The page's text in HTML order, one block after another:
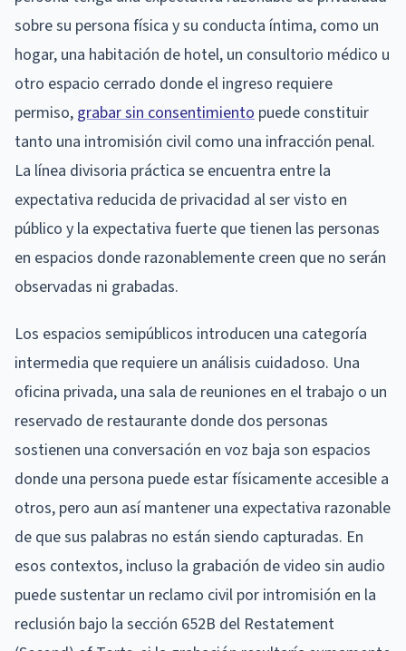
sobre su persona física y su conducta íntima, como un
hogar, una habitación de hotel, un consultorio médico u
otro espacio cerrado donde el ingreso requiere
permiso, grabar sin consentimiento puede constituir
tanto una intromisión civil como una infracción penal.
La línea divisoria práctica se encuentra entre la
expectativa reducida de privacidad al ser visto en
público y la expectativa fuerte que tienen las personas
en espacios donde razonablemente creen que no serán
observadas ni grabadas.
Los espacios semipúblicos introducen una categoría
intermedia que requiere un análisis cuidadoso. Una
oficina privada, una sala de reuniones en el trabajo o un
reservado de restaurante donde dos personas
sostienen una conversación en voz baja son espacios
donde una persona puede estar físicamente accesible a
otros, pero aun así mantener una expectativa razonable
de que sus palabras no están siendo capturadas. En
esos contextos, incluso la grabación de video sin audio
puede sustentar un reclamo civil por intromisión en la
reclusión bajo la sección 652B del Restatement